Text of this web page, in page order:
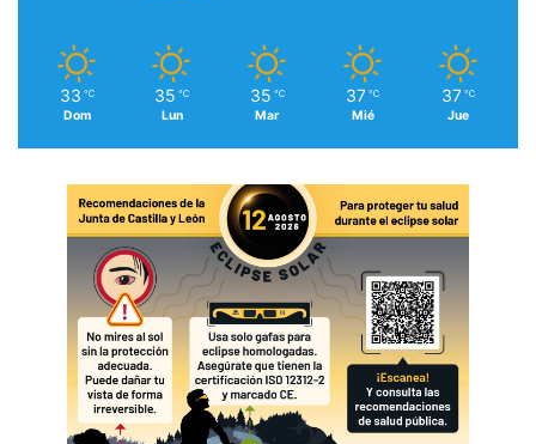
33 ℃
Dom
35 ℃
Lun
35 ℃
Mar
37 ℃
Mié
37 ℃
Jue